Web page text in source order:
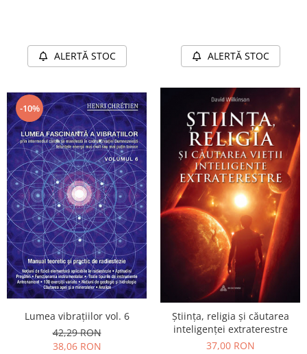
ALERTĂ STOC ALERTĂ STOC
-10%
Lumea vibrațiilor vol. 6
42,29 RON
38,06 RON
Știința, religia și căutarea
inteligenței extraterestre
37,00 RON